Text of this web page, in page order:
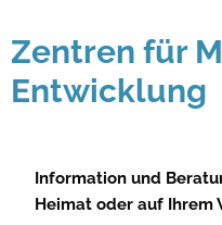
Zentren für
Entwicklung
Information und
Heimat oder auf Ihrem